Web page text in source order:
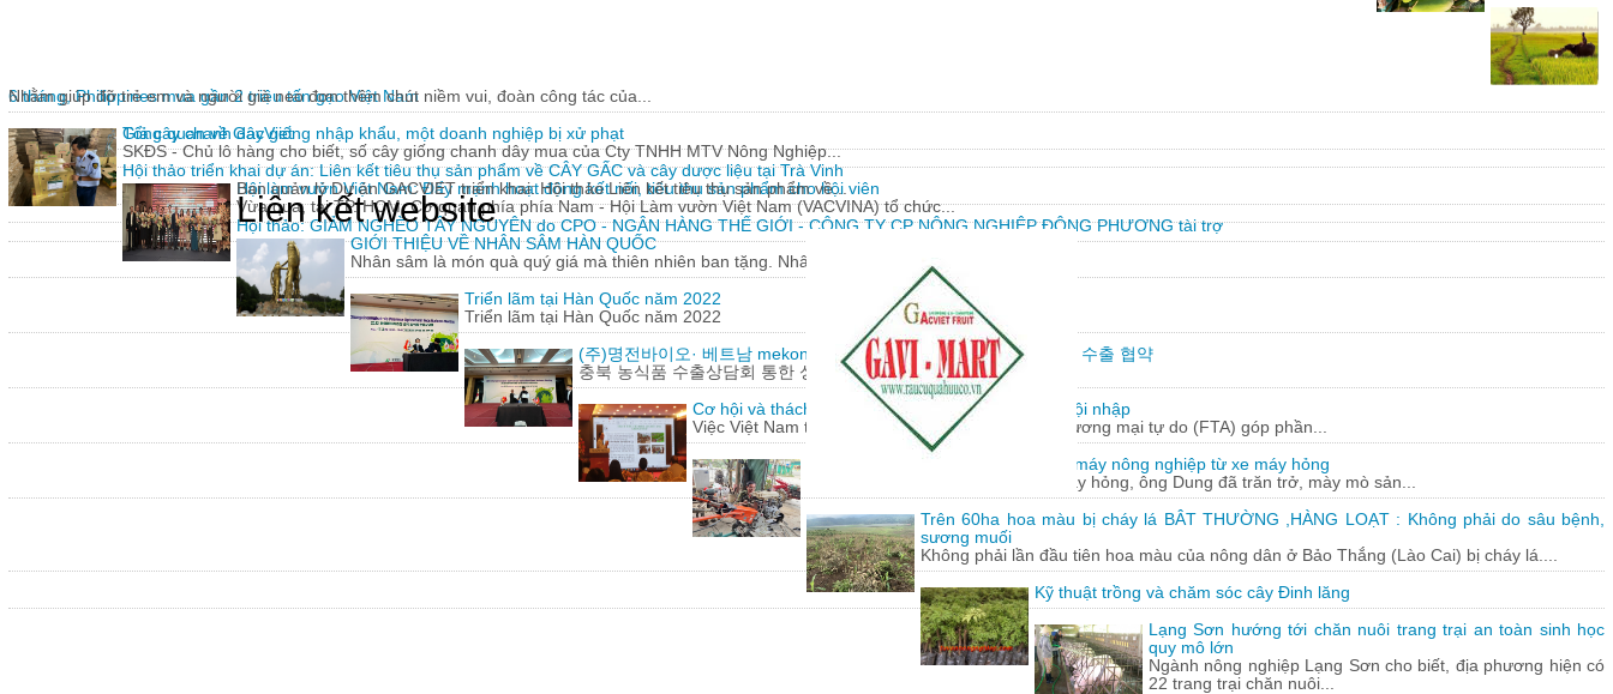
6 tháng, Philippines mua gần 2 triệu tấn gạo Việt Nam
Giả cây chanh dây giống nhập khẩu, một doanh nghiệp bị xử phạt
SKĐS - Chủ lô hàng cho biết, số cây giống chanh dây mua của Cty TNHH MTV Nông Nghiệp...
Hội làm vườn Việt Nam: Đẩy mạnh hoạt động kết nối, tiêu thụ sản phẩm cho hội viên
Vừa qua, tại TP. HCM, Cơ quan phía phía Nam - Hội Làm vườn Việt Nam (VACVINA) tổ chức...
GIỚI THIỆU VỀ NHÂN SÂM HÀN QUỐC
Nhân sâm là món quà quý giá mà thiên nhiên ban tặng. Nhân sâm có nguồn gốc từ...
Triển lãm tại Hàn Quốc năm 2022
Triển lãm tại Hàn Quốc năm 2022
(주)명전바이오· 베트남 mekong herbals corporation 기업 100만불 수출 협약
충북 농식품 수출상담회 통한 성과에 감사
Cơ hội và thách thức cho nông sản Việt Nam khi hội nhập
Việc Việt Nam tham gia hàng loạt các hiệp định thương mại tự do (FTA) góp phần...
Lão nông 'gàn' sáng chế hàng loạt máy nông nghiệp từ xe máy hỏng
Từ những động cơ, phụ tùng xe máy hỏng, ông Dung đã trăn trở, mày mò sản...
Trên 60ha hoa màu bị cháy lá BÂT THƯỜNG ,HÀNG LOẠT : Không phải do sâu bệnh,
sương muối
Không phải lần đầu tiên hoa màu của nông dân ở Bảo Thắng (Lào Cai) bị cháy lá....
Kỹ thuật trồng và chăm sóc cây Đinh lăng
Lạng Sơn hướng tới chăn nuôi trang trại an toàn sinh học
quy mô lớn
Ngành nông nghiệp Lạng Sơn cho biết, địa phương hiện có
22 trang trại chăn nuôi...
Nhằm giúp đỡ trẻ em và người già neo đơn thêm chút niềm vui, đoàn công tác của...
Tổng quan về GacViet
Hội thảo triển khai dự án: Liên kết tiêu thụ sản phẩm về CÂY GẤC và cây dược liệu tại Trà Vinh
Ban quản lý Dự án GACVIET triển khai: Hội thảo Liên kết tiêu thụ sản phẩm về...
Hội thảo: GIẢM NGHÈO TÂY NGUYÊN do CPO - NGÂN HÀNG THẾ GIỚI - CÔNG TY CP NÔNG NGHIỆP ĐÔNG PHƯƠNG tài trợ
Liên kết website